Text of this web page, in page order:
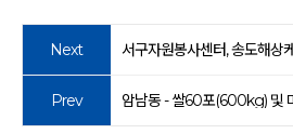
Next 서구자원봉사센터, 송도해상
Prev 암남동 - 쌀60포(600kg) 및